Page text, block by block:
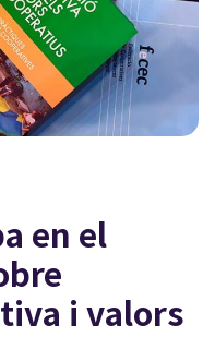
en el
i valors